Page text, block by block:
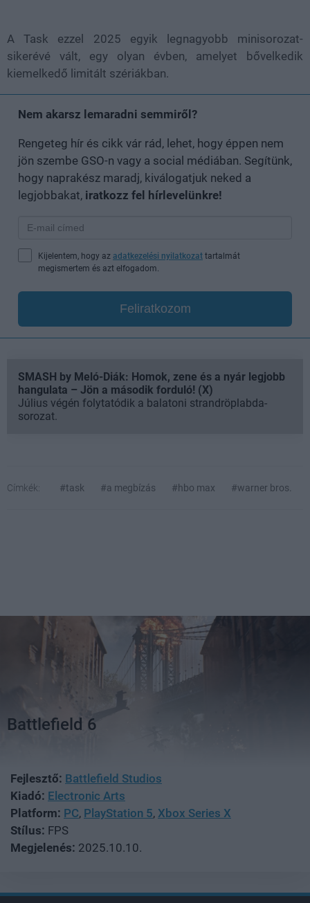
A Task ezzel 2025 egyik legnagyobb minisorozat-
sikerévé vált, egy olyan évben, amelyet bővelkedik
kiemelkedő limitált szériákban.
Nem akarsz lemaradni semmiről?
Rengeteg hír és cikk vár rád, lehet, hogy éppen nem
jön szembe GSO-n vagy a social médiában. Segítünk,
hogy naprakész maradj, kiválogatjuk neked a
legjobbakat, iratkozz fel hírlevelünkre!
Kijelentem, hogy az adatkezelési nyilatkozat tartalmát
megismertem és azt elfogadom.
Feliratkozom
SMASH by Meló-Diák: Homok, zene és a nyár legjobb
hangulata – Jön a második forduló! (X)
Július végén folytatódik a balatoni strandröplabda-
sorozat.
Címkék: #task #a megbízás #hbo max #warner bros.
Battlefield 6
Fejlesztő: Battlefield Studios
Kiadó: Electronic Arts
Platform: PC, PlayStation 5, Xbox Series X
Stílus: FPS
Megjelenés: 2025.10.10.